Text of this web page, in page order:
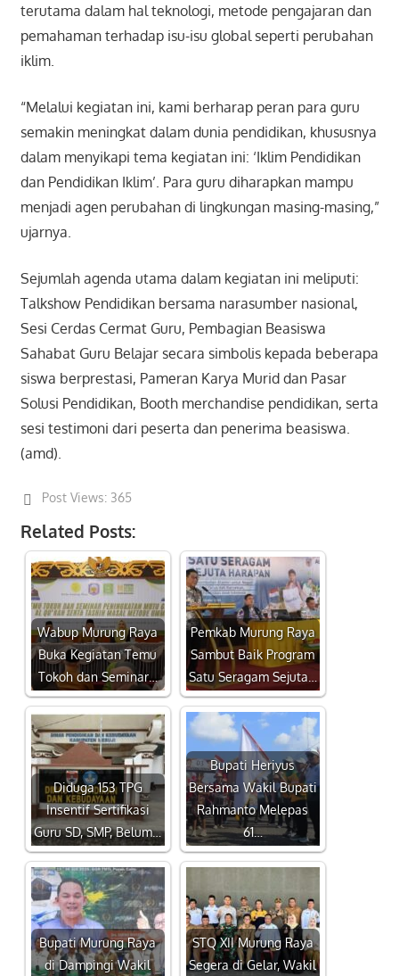
terutama dalam hal teknologi, metode pengajaran dan
pemahaman terhadap isu-isu global seperti perubahan
iklim.
“Melalui kegiatan ini, kami berharap peran para guru
semakin meningkat dalam dunia pendidikan, khususnya
dalam menyikapi tema kegiatan ini: ‘Iklim Pendidikan
dan Pendidikan Iklim’. Para guru diharapkan mampu
menjadi agen perubahan di lingkungan masing-masing,”
ujarnya.
Sejumlah agenda utama dalam kegiatan ini meliputi:
Talkshow Pendidikan bersama narasumber nasional,
Sesi Cerdas Cermat Guru, Pembagian Beasiswa
Sahabat Guru Belajar secara simbolis kepada beberapa
siswa berprestasi, Pameran Karya Murid dan Pasar
Solusi Pendidikan, Booth merchandise pendidikan, serta
sesi testimoni dari peserta dan penerima beasiswa.
(amd).
Post Views: 365
Related Posts:
Wabup Murung Raya
Buka Kegiatan Temu
Tokoh dan Seminar…
Pemkab Murung Raya
Sambut Baik Program
Satu Seragam Sejuta…
Diduga 153 TPG
Insentif Sertifikasi
Guru SD, SMP, Belum…
Bupati Heriyus
Bersama Wakil Bupati
Rahmanto Melepas
61…
Bupati Murung Raya
di Dampingi Wakil
STQ XII Murung Raya
Segera di Gelar, Wakil